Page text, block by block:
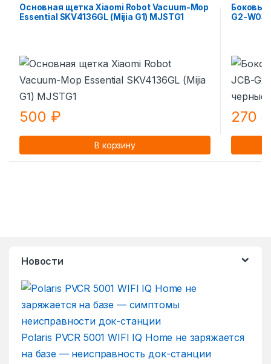
Основная щетка Xiaomi Robot Vacuum-Mop
Essential SKV4136GL (Mijia G1) MJSTG1
500 ₽
В корзину
Боковые
G2-W03
270 ₽
Новости
Polaris PVCR 5001 WIFI IQ Home не заряжается
на базе — неисправность док-станции